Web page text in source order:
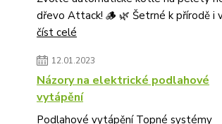
dřevo Attack! 🪵 🌿 Šetrné k přírodě i
číst celé
12.01.2023
Názory na elektrické podlahové
vytápění
Podlahové vytápění Topné systémy